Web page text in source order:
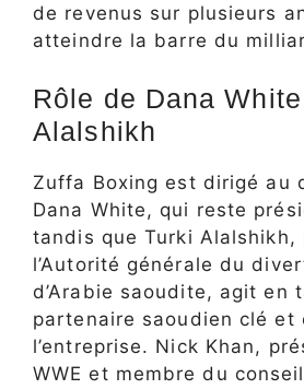
de revenus sur plusieurs
atteindre la barre du
Rôle de Dana
Alalshikh
Zuffa Boxing est dirigé au
Dana White, qui reste
tandis que Turki Alalshikh,
l’Autorité générale du
d’Arabie saoudite, agit en
partenaire saoudien clé et
l’entreprise. Nick Khan,
WWE et membre du conseil